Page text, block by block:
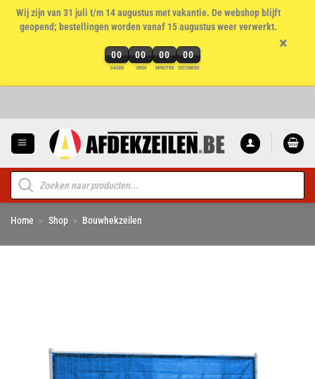
Wij zijn van 31 juli t/m 14 augustus met vakantie. De webshop blijft
geopend; bestellingen worden vanaf 15 augustus weer verwerkt.
00
DAGEN
00
UREN
00
MINUTEN
00
SECONDEN
×
Producten
zoeken
Home » Shop » Bouwhekzeilen